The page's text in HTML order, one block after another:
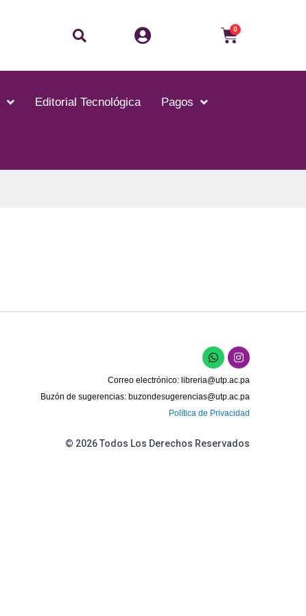
Buscar 0Carrito
Editorial Tecnológica Pagos
W
h
a
t
s
p
I
n
s
t
a
r
m
Correo electrónico: libreria@utp.ac.pa
Buzón de sugerencias: buzondesugerencias@utp.ac.pa
Política de Privacidad
© 2026 Todos Los Derechos Reservados